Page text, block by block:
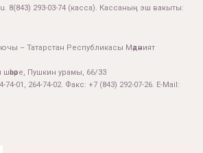
. 8(843) 293-03-74 (касса). Кассаның эш вакыты:
– Татарстан Республикасы Мәдәният
Пушкин урамы, 66/33
01, 264-74-02. Факс: +7 (843) 292-07-26. E-Mail: